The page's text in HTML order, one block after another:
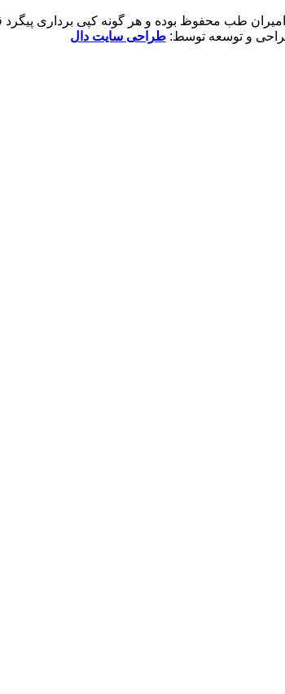
طب محفوظ بوده و هر گونه کپی برداری پیگرد
و توسعه توسط:طراحی سایت دال